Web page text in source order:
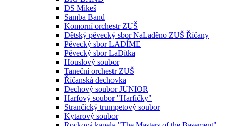
DS Mikeš
Samba Band
Komorní orchestr ZUŠ
Dětský pěvecký sbor NaLaděno ZUŠ Říčany
Pěvecký sbor LADÍME
Pěvecký sbor LaDítka
Houslový soubor
Taneční orchestr ZUŠ
Říčanská dechovka
Dechový soubor JUNIOR
Harfový soubor "Harfičky"
Strančický trumpetový soubor
Kytarový soubor